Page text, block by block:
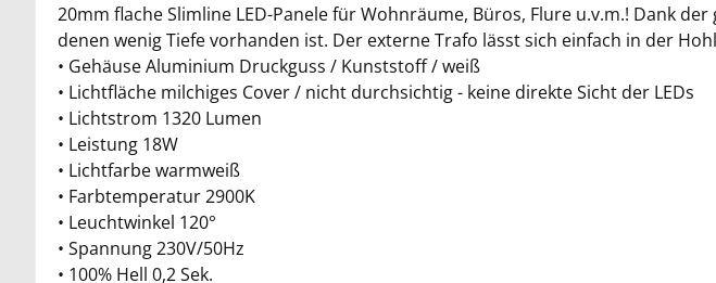
20mm flache Slimline LED-Panele für Wohnräume, Büros, Flure u.v.m.! Dank
denen wenig Tiefe vorhanden ist. Der externe Trafo lässt sich einfach in der
• Gehäuse Aluminium Druckguss / Kunststoff / weiß
• Lichtfläche milchiges Cover / nicht durchsichtig - keine direkte Sicht der LEDs
• Lichtstrom 1320 Lumen
• Leistung 18W
• Lichtfarbe warmweiß
• Farbtemperatur 2900K
• Leuchtwinkel 120°
• Spannung 230V/50Hz
• 100% Hell 0,2 Sek.